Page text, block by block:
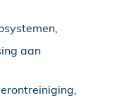
aan